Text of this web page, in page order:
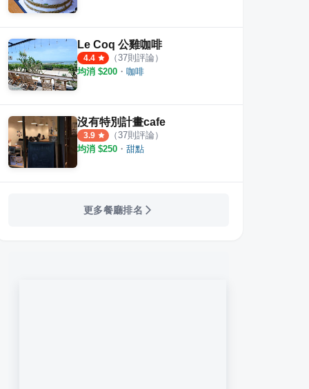
Le Coq 公雞咖啡
4.4 （37則評論）
均消 $200 ・ 咖啡
沒有特別計畫cafe
3.9 （37則評論）
均消 $250 ・ 甜點
更多餐廳排名